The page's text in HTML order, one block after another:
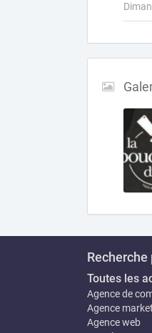
Toutes les
Agence de
Agence
Agence web